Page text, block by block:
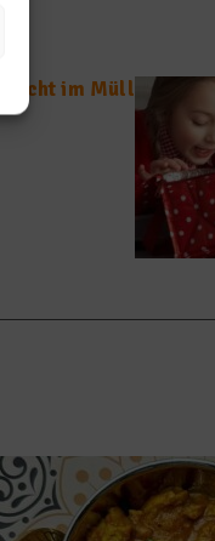
nicht im Müll